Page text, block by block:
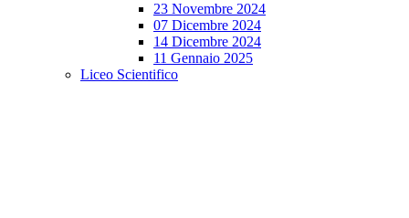
23 Novembre 2024
07 Dicembre 2024
14 Dicembre 2024
11 Gennaio 2025
Liceo Scientifico